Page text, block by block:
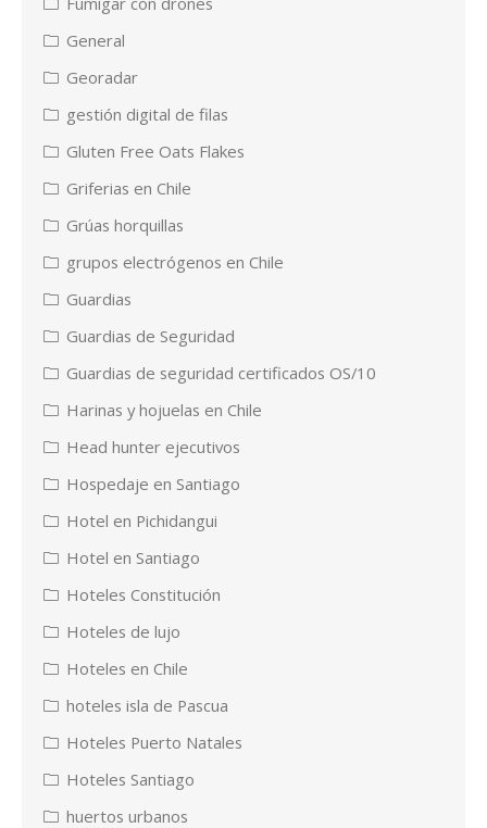
General
Georadar
gestión digital de filas
Gluten Free Oats Flakes
Griferias en Chile
Grúas horquillas
grupos electrógenos en Chile
Guardias
Guardias de Seguridad
Guardias de seguridad certificados OS/10
Harinas y hojuelas en Chile
Head hunter ejecutivos
Hospedaje en Santiago
Hotel en Pichidangui
Hotel en Santiago
Hoteles Constitución
Hoteles de lujo
Hoteles en Chile
hoteles isla de Pascua
Hoteles Puerto Natales
Hoteles Santiago
huertos urbanos